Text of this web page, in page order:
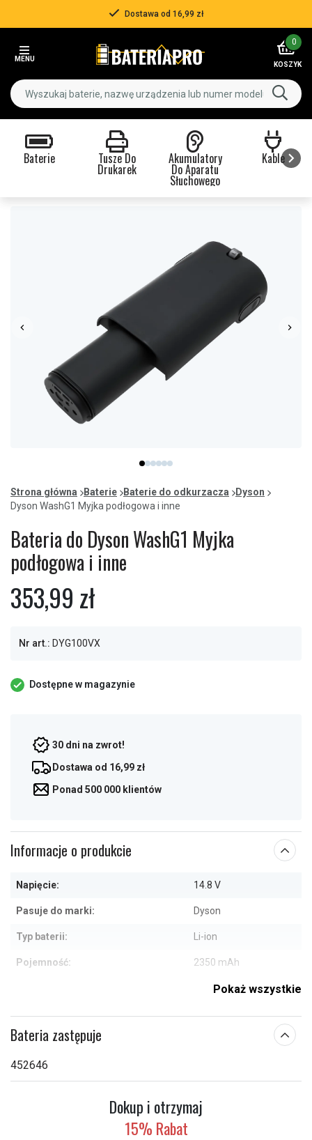
Dostawa od 16,99 zł
MENU
0
KOSZYK
Baterie Tusze Do
Drukarek
Akumulatory
Do Aparatu
Słuchowego
Kable
item
0
item
1
item
2
item
3
item
4
item
5
of
6
Strona główna Baterie Baterie do odkurzacza
Dyson
Dyson WashG1 Myjka podłogowa i inne
Bateria do Dyson WashG1 Myjka
podłogowa i inne
353,99 zł
Nr art.: DYG100VX
Dostępne w magazynie
30 dni na zwrot!
Dostawa od 16,99 zł
Ponad 500 000 klientów
Informacje o produkcie
Napięcie: 14.8 V
Pasuje do marki: Dyson
Typ baterii: Li-ion
Pojemność: 2350 mAh
Sprawdź, co oznaczają poszczególne parametry
Pokaż wszystkie
Bateria zastępuje
452646
Dokup i otrzymaj
15% Rabat